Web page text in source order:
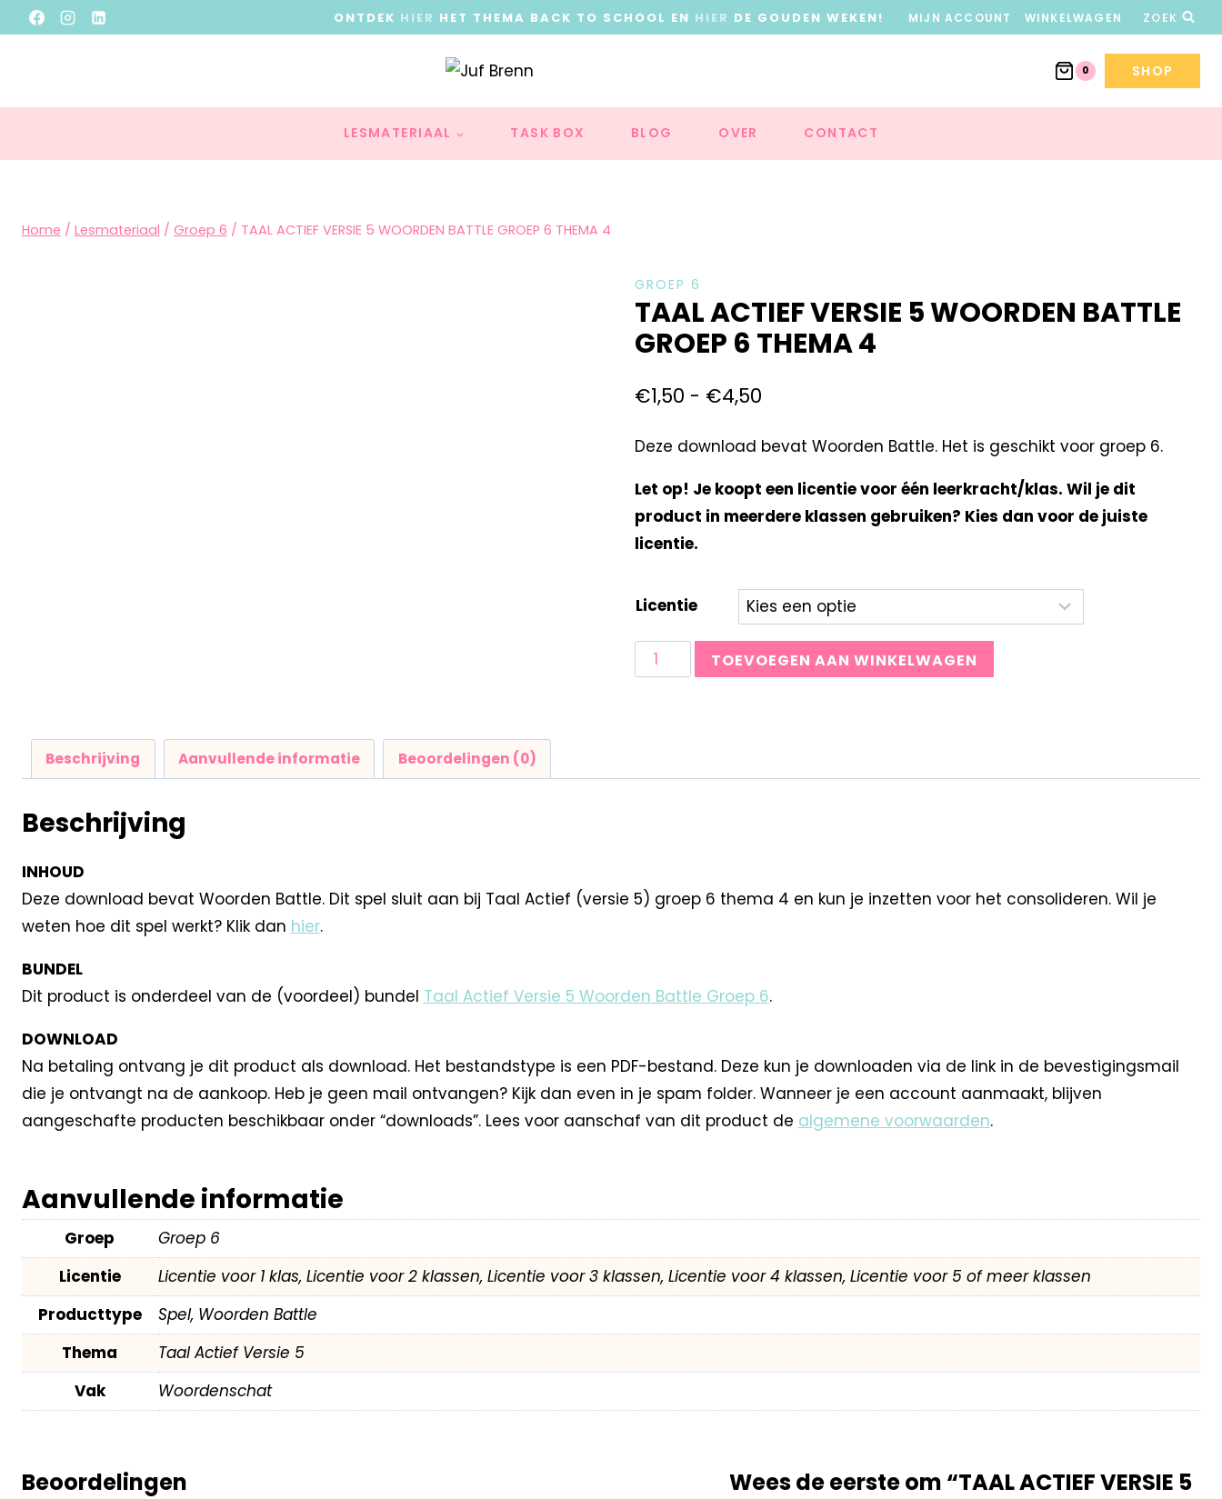
ONTDEK HIER HET THEMA BACK TO SCHOOL EN HIER DE GOUDEN WEKEN! MIJN ACCOUNT WINKELWAGEN ZOEK
0 SHOP
LESMATERIAAL TASK BOX BLOG OVER CONTACT
Home / Lesmateriaal / Groep 6 / TAAL ACTIEF VERSIE 5 WOORDEN BATTLE GROEP 6 THEMA 4
GROEP 6
TAAL ACTIEF VERSIE 5 WOORDEN BATTLE
GROEP 6 THEMA 4
€1,50 - €4,50
Deze download bevat Woorden Battle. Het is geschikt voor groep 6.
Let op! Je koopt een licentie voor één leerkracht/klas. Wil je dit
product in meerdere klassen gebruiken? Kies dan voor de juiste
licentie.
Licentie
TOEVOEGEN AAN WINKELWAGEN
Beschrijving Aanvullende informatie Beoordelingen (0)
Beschrijving
INHOUD
Deze download bevat Woorden Battle. Dit spel sluit aan bij Taal Actief (versie 5) groep 6 thema 4 en kun je inzetten voor het consolideren. Wil je
weten hoe dit spel werkt? Klik dan hier.
BUNDEL
Dit product is onderdeel van de (voordeel) bundel Taal Actief Versie 5 Woorden Battle Groep 6.
DOWNLOAD
Na betaling ontvang je dit product als download. Het bestandstype is een PDF-bestand. Deze kun je downloaden via de link in de bevestigingsmail
die je ontvangt na de aankoop. Heb je geen mail ontvangen? Kijk dan even in je spam folder. Wanneer je een account aanmaakt, blijven
aangeschafte producten beschikbaar onder “downloads”. Lees voor aanschaf van dit product de algemene voorwaarden.
Aanvullende informatie
Groep
Groep 6
Licentie
Licentie voor 1 klas, Licentie voor 2 klassen, Licentie voor 3 klassen, Licentie voor 4 klassen, Licentie voor 5 of meer klassen
Producttype
Spel, Woorden Battle
Thema
Taal Actief Versie 5
Vak
Woordenschat
Beoordelingen
Wees de eerste om “TAAL ACTIEF VERSIE 5